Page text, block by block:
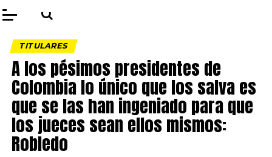
TITULARES
A los pésimos presidentes de
Colombia lo único que los salva es
que se las han ingeniado para que
los jueces sean ellos mismos:
Robledo